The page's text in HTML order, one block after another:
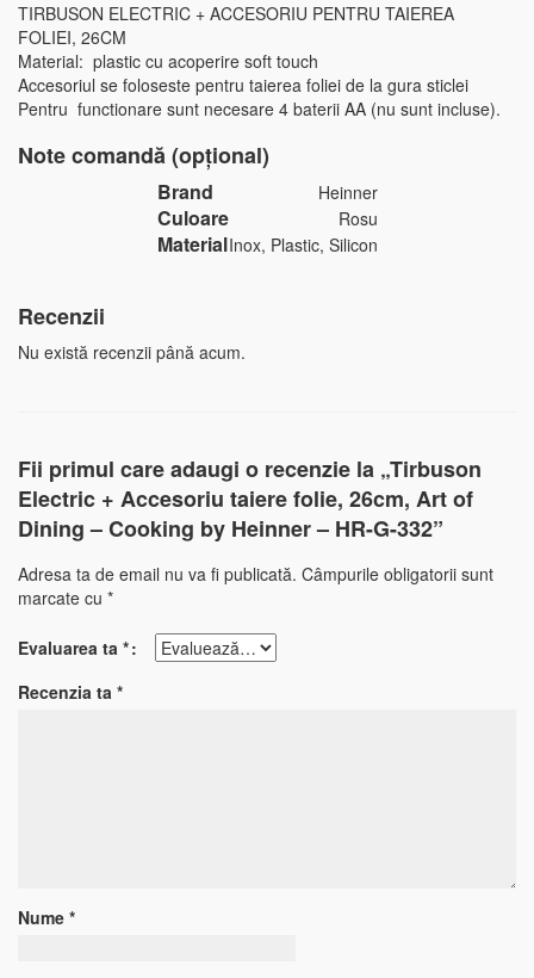
TIRBUSON ELECTRIC + ACCESORIU PENTRU TAIEREA
FOLIEI, 26CM
Material: plastic cu acoperire soft touch
Accesoriul se foloseste pentru taierea foliei de la gura sticlei
Pentru functionare sunt necesare 4 baterii AA (nu sunt incluse).
Note comandă (opțional)
Brand Heinner
Culoare Rosu
MaterialInox, Plastic, Silicon
Recenzii
Nu există recenzii până acum.
Fii primul care adaugi o recenzie la „Tirbuson
Electric + Accesoriu taiere folie, 26cm, Art of
Dining – Cooking by Heinner – HR-G-332”
Adresa ta de email nu va fi publicată. Câmpurile obligatorii sunt
marcate cu *
Evaluarea ta *
Recenzia ta *
Nume *